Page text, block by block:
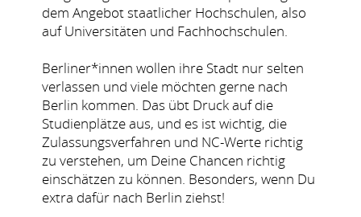
dem Angebot staatlicher Hochschulen, also
auf Universitäten und Fachhochschulen.
Berliner*innen wollen ihre Stadt nur selten
verlassen und viele möchten gerne nach
Berlin kommen. Das übt Druck auf die
Studienplätze aus, und es ist wichtig, die
Zulassungsverfahren und NC-Werte richtig
zu verstehen, um Deine Chancen richtig
einschätzen zu können. Besonders, wenn Du
extra dafür nach Berlin ziehst!